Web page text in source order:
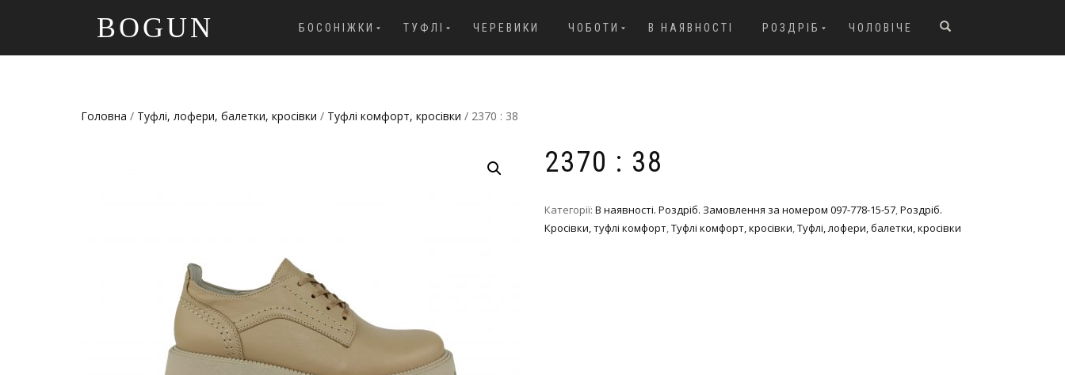
BOGUN БОСОНІЖКИ ТУФЛІ ЧЕРЕВИКИ ЧОБОТИ В НАЯВНОСТІ РОЗДРІБ ЧОЛОВІЧЕ
Головна / Туфлі, лофери, балетки, кросівки / Туфлі комфорт, кросівки / 2370 : 38
2370 : 38
Категорії: В наявності. Роздріб. Замовлення за номером 097-778-15-57,Роздріб.
Кросівки, туфлі комфорт,Туфлі комфорт, кросівки,Туфлі, лофери, балетки, кросівки